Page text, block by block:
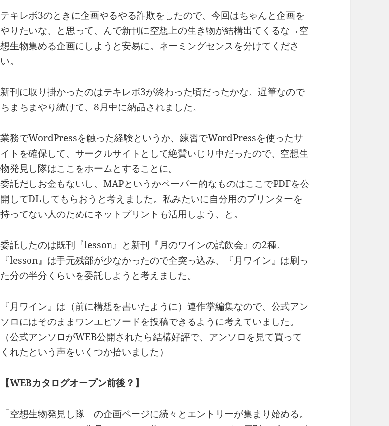
テキレボ3のときに企画やるやる詐欺をしたので、今回はちゃんと企画を
やりたいな、と思って、んで新刊に空想上の生き物が結構出てくるな→空
想生物集める企画にしようと安易に。ネーミングセンスを分けてくださ
い。
新刊に取り掛かったのはテキレボ3が終わった頃だったかな。遅筆なので
ちまちまやり続けて、8月中に納品されました。
業務でWordPressを触った経験というか、練習でWordPressを使ったサ
イトを確保して、サークルサイトとして絶賛いじり中だったので、空想生
物発見し隊はここをホームとすることに。
委託だしお金もないし、MAPというかペーパー的なものはここでPDFを公
開してDLしてもらおうと考えました。私みたいに自分用のプリンターを
持ってない人のためにネットプリントも活用しよう、と。
委託したのは既刊『lesson』と新刊『月のワインの試飲会』の2種。
『lesson』は手元残部が少なかったので全突っ込み、『月ワイン』は刷っ
た分の半分くらいを委託しようと考えました。
『月ワイン』は（前に構想を書いたように）連作掌編集なので、公式アン
ソロにはそのままワンエピソードを投稿できるように考えていました。
（公式アンソロがWEB公開されたら結構好評で、アンソロを見て買って
くれたという声をいくつか拾いました）
【WEBカタログオープン前後？】
「空想生物発見し隊」の企画ページに続々とエントリーが集まり始める。